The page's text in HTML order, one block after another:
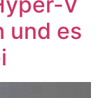
und es